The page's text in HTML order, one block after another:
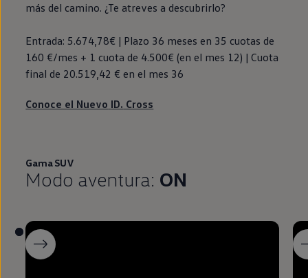
más del camino. ¿Te atreves a descubrirlo?
Entrada: 5.674,78€ | Plazo 36 meses en 35 cuotas de
160 €/mes + 1 cuota de 4.500€(en el mes 12) | Cuota
final de 20.519,42 € en el mes 36
Conoce el Nuevo ID. Cross
Gama SUV
Modo aventura: ON